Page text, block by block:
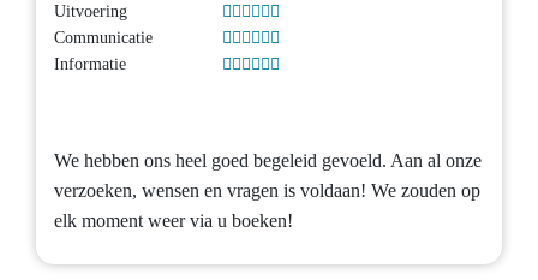
Uitvoering
Communicatie
Informatie
We hebben ons heel goed begeleid gevoeld. Aan al onze
verzoeken, wensen en vragen is voldaan! We zouden op
elk moment weer via u boeken!